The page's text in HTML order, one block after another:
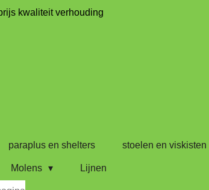
kwaliteit verhouding
paraplus en shelters stoelen en viskisten
Molens Lijnen